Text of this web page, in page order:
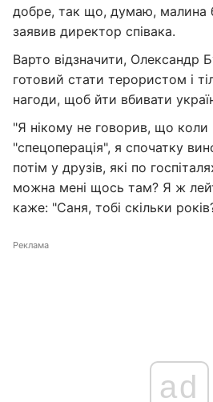
добре, так що, думаю, малина
заявив директор співака.
Варто відзначити, Олександр
готовий стати терористом і
нагоди, щоб йти вбивати
"Я нікому не говорив, що коли
"спецоперація", я спочатку
потім у друзів, які по
можна мені щось там? Я ж
каже: "Саня, тобі скільки
Реклама
ad